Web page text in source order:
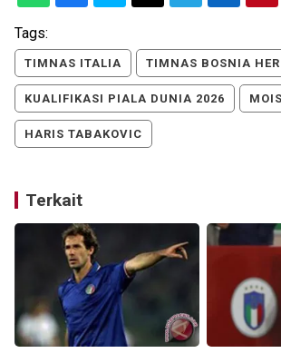
Tags:
TIMNAS ITALIA TIMNAS BOSNIA
KUALIFIKASI PIALA DUNIA 2026
HARIS TABAKOVIC
Terkait